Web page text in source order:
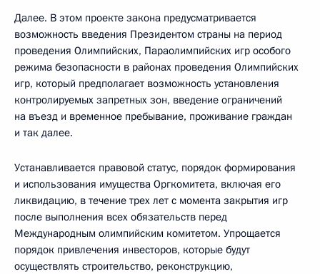
Далее. В этом проекте закона предусматривается
возможность введения Президентом страны на период
проведения Олимпийских, Параолимпийских игр особого
режима безопасности в районах проведения Олимпийских
игр, который предполагает возможность установления
контролируемых запретных зон, введение ограничений
на въезд и временное пребывание, проживание граждан
и так далее.
Устанавливается правовой статус, порядок формирования
и использования имущества Оргкомитета, включая его
ликвидацию, в течение трех лет с момента закрытия игр
после выполнения всех обязательств перед
Международным олимпийским комитетом. Упрощается
порядок привлечения инвесторов, которые будут
осуществлять строительство, реконструкцию,